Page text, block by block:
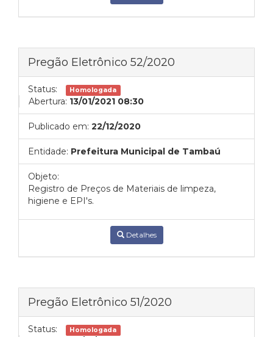
Pregão Eletrônico 52/2020
Status: Homologada
Abertura: 13/01/2021 08:30
Publicado em: 22/12/2020
Entidade: Prefeitura Municipal de Tambaú
Objeto:
Registro de Preços de Materiais de limpeza,
higiene e EPI's.
Detalhes
Pregão Eletrônico 51/2020
Status: Homologada